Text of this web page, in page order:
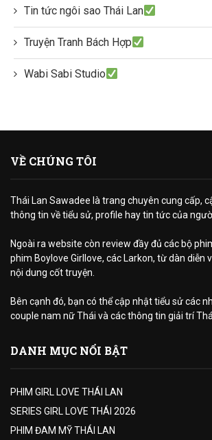
Tin tức ngôi sao Thái Lan
Truyện Tranh Bách Hợp
Wabi Sabi Studio
VỀ CHÚNG TÔI
Thái Lan Sawadee là trang chuyên cung cấp,
thông tin về tiểu sử, profile hay tin tức của
Ngoài ra website còn review đầy đủ các bộ
phim Boylove Girllove, các Larkon, từ dàn diễn
nội dung cốt truyện.
Bên cạnh đó, bạn có thể cập nhật tiểu sử các
couple nam nữ Thái và các thông tin giải trí
DANH MỤC NỔI BẬT
PHIM GIRL LOVE THÁI LAN
SERIES GIRL LOVE THÁI 2026
PHIM ĐAM MỸ THÁI LAN